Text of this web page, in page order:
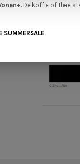
. De koffie of thee
SUMMERSALE